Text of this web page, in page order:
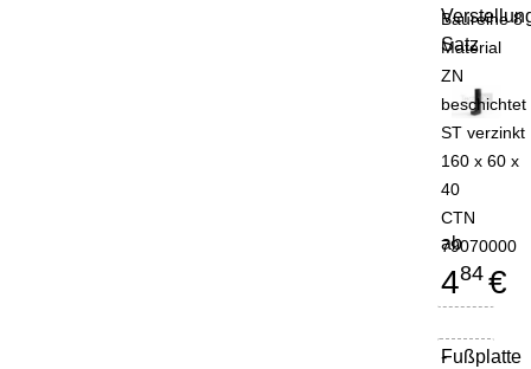
Satz
Baureihe 8
Material
ZN
beschichtet
ST verzinkt
160 x 60 x
40
CTN
79070000
ab
484 €
Fußplatte
-